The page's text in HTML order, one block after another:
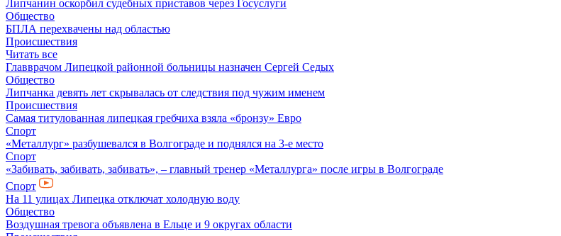
Липчанин оскорбил судебных приставов через Госуслуги
Общество
БПЛА перехвачены над областью
Происшествия
Читать все
Главврачом Липецкой районной больницы назначен Сергей Седых
Общество
Липчанка девять лет скрывалась от следствия под чужим именем
Происшествия
Самая титулованная липецкая гребчиха взяла «бронзу» Евро
Спорт
«Металлург» разбушевался в Волгограде и поднялся на 3-е место
Спорт
«Забивать, забивать, забивать», – главный тренер «Металлурга» после игры в Волгограде
Спорт
На 11 улицах Липецка отключат холодную воду
Общество
Воздушная тревога объявлена в Ельце и 9 округах области